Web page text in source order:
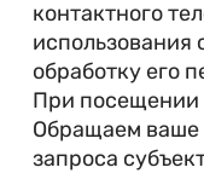
контактного
использования
обработку его
При посещении
Обращаем ваше
запроса